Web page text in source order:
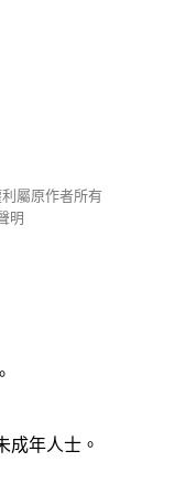
屬原作者所有
明
成年人士。